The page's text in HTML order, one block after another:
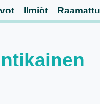
Ilmiöt Raamattu